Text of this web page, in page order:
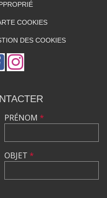
COOKIES
DES COOKIES
PRÉNOM *
OBJET *